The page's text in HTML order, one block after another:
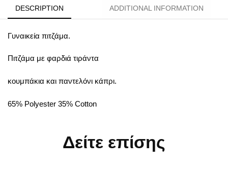
DESCRIPTION ADDITIONAL INFORMATION
Γυναικεία πιτζάμα.
Πιτζάμα με φαρδιά τιράντα
κουμπάκια και παντελόνι κάπρι.
65% Polyester 35% Cotton
Δείτε επίσης